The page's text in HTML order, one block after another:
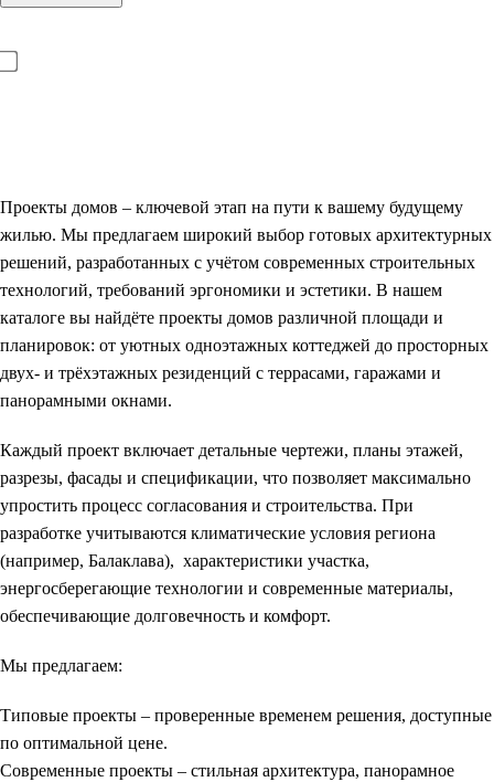
Проекты домов – ключевой этап на пути к вашему будущему
жилью. Мы предлагаем широкий выбор готовых архитектурных
решений, разработанных с учётом современных строительных
технологий, требований эргономики и эстетики. В нашем
каталоге вы найдёте проекты домов различной площади и
планировок: от уютных одноэтажных коттеджей до просторных
двух- и трёхэтажных резиденций с террасами, гаражами и
панорамными окнами.
Каждый проект включает детальные чертежи, планы этажей,
разрезы, фасады и спецификации, что позволяет максимально
упростить процесс согласования и строительства. При
разработке учитываются климатические условия региона
(например, Балаклава), характеристики участка,
энергосберегающие технологии и современные материалы,
обеспечивающие долговечность и комфорт.
Мы предлагаем:
Типовые проекты – проверенные временем решения, доступные
по оптимальной цене.
Современные проекты – стильная архитектура, панорамное